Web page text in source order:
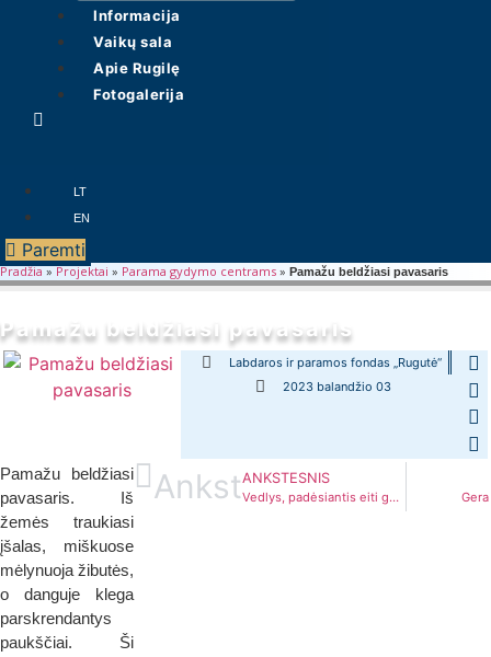
Informacija
Vaikų sala
Apie Rugilę
Fotogalerija
Meniu
LT
EN
Paremti
Pradžia»Projektai » Parama gydymo centrams » Pamažu beldžiasi pavasaris
Pamažu beldžiasi pavasaris
Labdaros ir paramos fondas „Rugutė“
2023 balandžio 03
Pamažu beldžiasi
pavasaris. Iš
žemės traukiasi
įšalas, miškuose
mėlynuoja žibutės,
o danguje klega
parskrendantys
paukščiai. Ši
AnkstANKSTESNIS
Vedlys, padėsiantis eiti gydymo keliu